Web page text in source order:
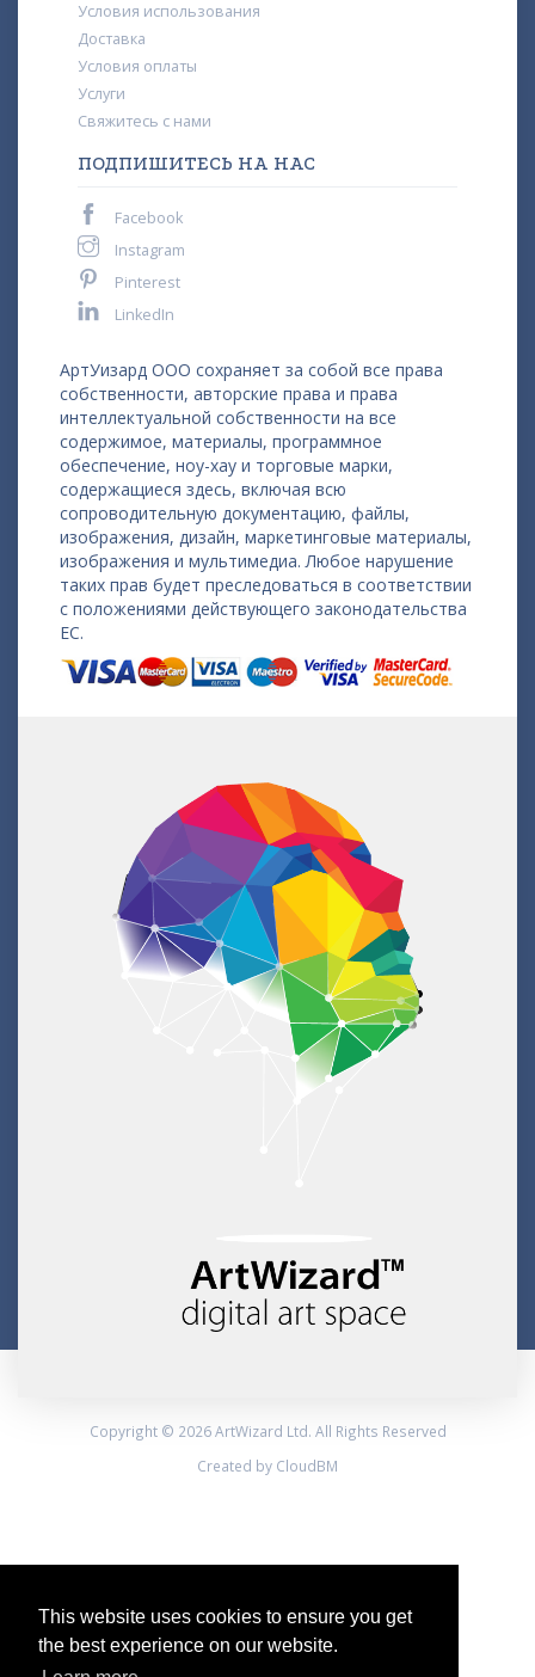
This website uses cookies to ensure you get
the best experience on our website.
Условия использования
Доставка
Условия оплаты
Услуги
Свяжитесь с нами
ПОДПИШИТЕСЬ НА НАС
Facebook
Instagram
Pinterest
LinkedIn
АртУизард ООО сохраняет за собой все права
собственности, авторские права и права
интеллектуальной собственности на все
содержимое, материалы, программное
обеспечение, ноу-хау и торговые марки,
содержащиеся здесь, включая всю
сопроводительную документацию, файлы,
изображения, дизайн, маркетинговые материалы,
изображения и мультимедиа. Любое нарушение
таких прав будет преследоваться в соответствии
с положениями действующего законодательства
ЕС.
Copyright © 2026 ArtWizard Ltd. All Rights Reserved
Created by CloudBM